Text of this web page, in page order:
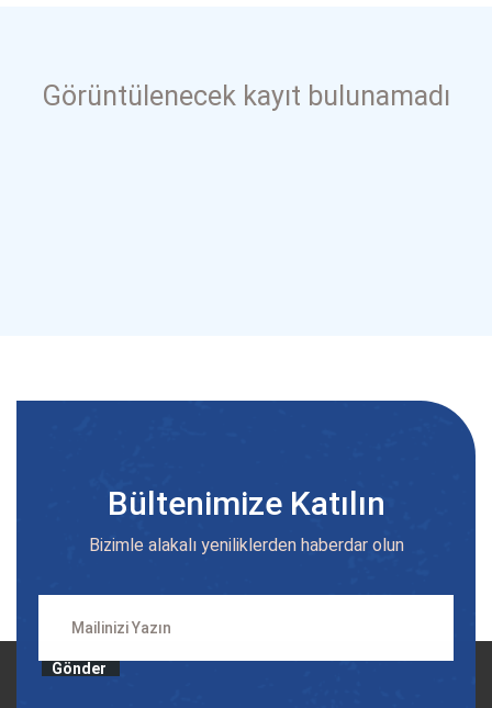
Görüntülenecek kayıt bulunamadı
Bültenimize Katılın
Bizimle alakalı yeniliklerden haberdar olun
Gönder